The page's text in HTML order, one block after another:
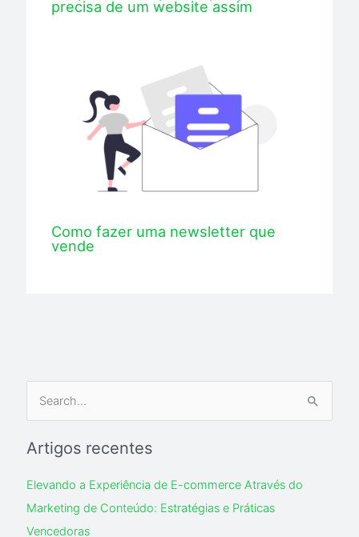
precisa de um website assim
Como fazer uma newsletter que
vende
a
Artigos recentes
Elevando a Experiência de E-commerce Através do
Marketing de Conteúdo: Estratégias e Práticas
Vencedoras